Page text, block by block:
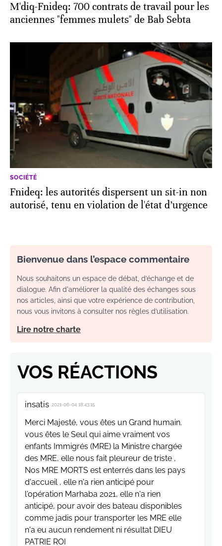
M'diq-Fnideq: 700 contrats de travail pour les
anciennes "femmes mulets" de Bab Sebta
SOCIÉTÉ
Fnideq: les autorités dispersent un sit-in non
autorisé, tenu en violation de l'état d’urgence
Bienvenue dans l’espace commentaire
Nous souhaitons un espace de débat, d’échange et de
dialogue. Afin d'améliorer la qualité des échanges sous
nos articles, ainsi que votre expérience de contribution,
nous vous invitons à consulter nos règles d’utilisation.
Lire notre charte
VOS RÉACTIONS
insatis 2021-06-04 18:43:15
Merci Majesté, vous êtes un Grand humain.
vous êtes le Seul qui aime vraiment vos
enfants Immigrés (MRE) la Ministre chargée
des MRE, elle nous fait pleureur de triste ,
Nos MRE MORTS est enterrés dans les pays
d'accueil , elle n'a rien anticipé pour
l'opération Marhaba 2021, elle n'a rien
anticipé, pour avoir des bateau disponibles
comme jadis pour transporter les MRE elle
n'a eu aucun rendement ni résultat DIEU
PATRIE ROI